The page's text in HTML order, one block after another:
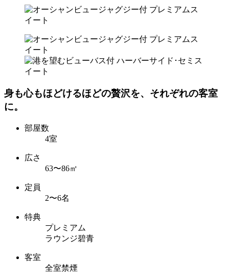
身も心もほどけるほどの贅沢を、それぞれの客室
に。
部屋数
4室
広さ
63〜86㎡
定員
2〜6名
特典
プレミアム
ラウンジ碧青
客室
全室禁煙